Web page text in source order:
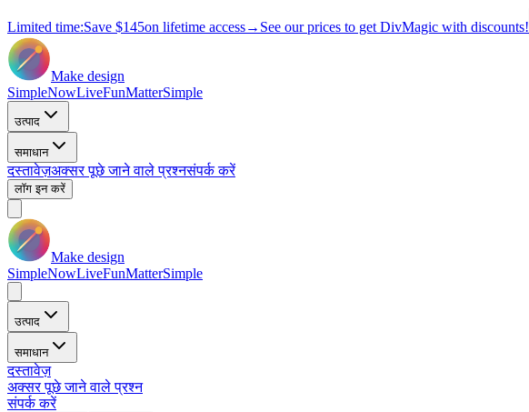
Limited time:Save $145on lifetime access→ See our prices to get DivMagic with discounts!
Make design
SimpleNowLiveFunMatterSimple
उत्पाद
समाधान
दस्तावेज़अक्सर पूछे जाने वाले प्रश्नसंपर्क करें
लॉग इन करें
Make design
SimpleNowLiveFunMatterSimple
उत्पाद
समाधान
दस्तावेज़
अक्सर पूछे जाने वाले प्रश्न
संपर्क करें